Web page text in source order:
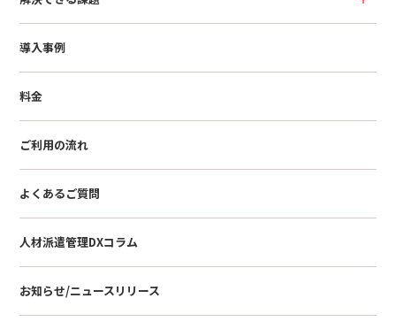
導入事例
料金
ご利用の流れ
よくあるご質問
人材派遣管理DXコラム
お知らせ/ニュースリリース